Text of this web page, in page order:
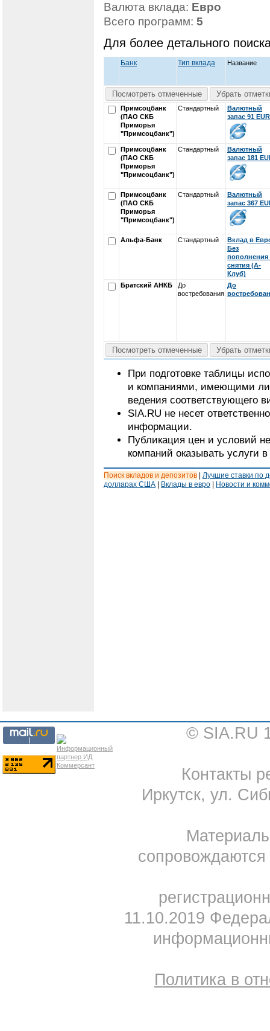
Валюта вклада: Евро
Всего программ: 5
Для более детального
Банк Тип вклада Название
Посмотреть отмеченные Убрать
Примсоцбанк
(ПАО СКБ
Приморья
"Примсоцбанк")
Стандартный
Валютный
запас 91 EUR
Примсоцбанк
(ПАО СКБ
Приморья
"Примсоцбанк")
Стандартный
Валютный
запас 181
Примсоцбанк
(ПАО СКБ
Приморья
"Примсоцбанк")
Стандартный
Валютный
запас 367
Альфа-Банк Стандартный
Вклад в
Без
пополнения
снятия (А-
Клуб)
Братский АНКБ
До
востребования
До
Посмотреть отмеченные Убрать
При подготовке таблицы
и компаниями, имеющими
ведения соответствующего
SIA.RU не несет
информации.
Публикация цен и условий
компаний оказывать услуги
Поиск вкладов и депозитов
Лучшие ставки по
долларах США
Вклады в евро Новости и
© SIA.RU
Контакты
Иркутск, ул.
11.10.2019
Политика в